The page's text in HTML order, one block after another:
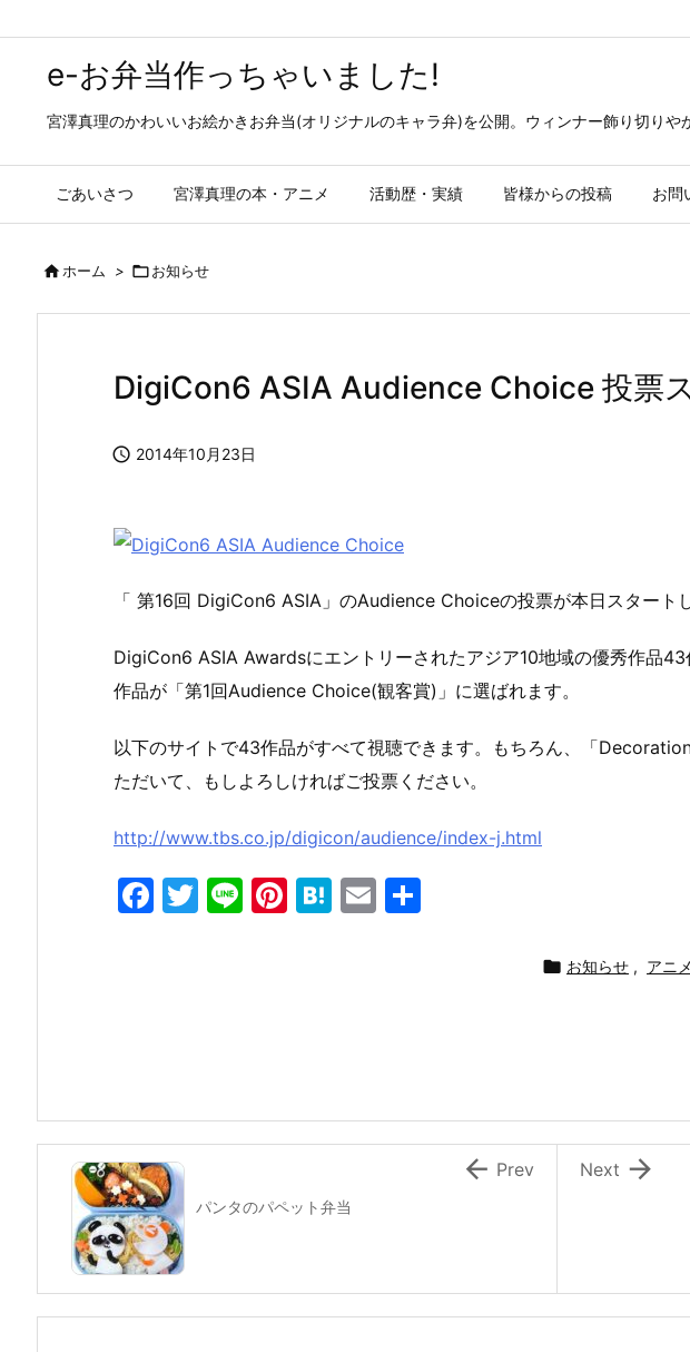
e-お弁当作っちゃいました!
宮澤真理のかわいいお絵かきお弁当(オリジナルのキャラ弁)を公開。ウィンナー飾り切り
ごあいさつ 宮澤真理の本・アニメ 活動歴・実績 皆様からの投稿 お問
ホーム > お知らせ
DigiCon6 ASIA Audience Choice 投票
 2014年10月23日
「 第16回 DigiCon6 ASIA」のAudience Choiceの投票が本日スタート
DigiCon6 ASIA Awardsにエントリーされたアジア10地域の優秀作品
作品が「第1回Audience Choice(観客賞)」に選ばれます。
以下のサイトで43作品がすべて視聴できます。もちろん、「
ただいて、もしよろしければご投票ください。
http://www.tbs.co.jp/digicon/audience/index-j.html
F
k
T
Li Pi H
E
 お知らせ , アニメ

Next
パンタのパペット弁当
 Prev